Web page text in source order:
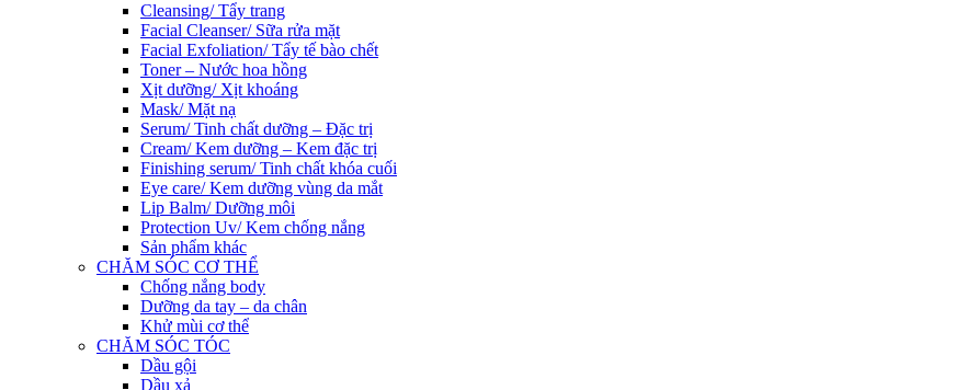
Cleansing/ Tẩy trang
Facial Cleanser/ Sữa rửa mặt
Facial Exfoliation/ Tẩy tế bào chết
Toner – Nước hoa hồng
Xịt dưỡng/ Xịt khoáng
Mask/ Mặt nạ
Serum/ Tinh chất dưỡng – Đặc trị
Cream/ Kem dưỡng – Kem đặc trị
Finishing serum/ Tinh chất khóa cuối
Eye care/ Kem dưỡng vùng da mắt
Lip Balm/ Dưỡng môi
Protection Uv/ Kem chống nắng
Sản phẩm khác
CHĂM SÓC CƠ THỂ
Chống nắng body
Dưỡng da tay – da chân
Khử mùi cơ thể
CHĂM SÓC TÓC
Dầu gội
Dầu xả